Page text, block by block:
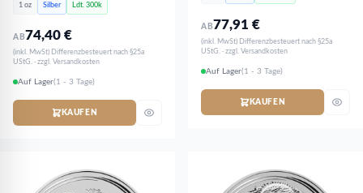
1 oz Silber Ldt. 300k
AB74,40€
(inkl. MwSt) Differenzbesteuert nach §25a
UStG. · zzgl. Versandkosten
Auf Lager(1 - 3 Tage)
KAUFEN
AB77,91€
(inkl. MwSt) Differenzbesteuert nach §25a
UStG. · zzgl. Versandkosten
Auf Lager(1 - 3 Tage)
KAUFEN